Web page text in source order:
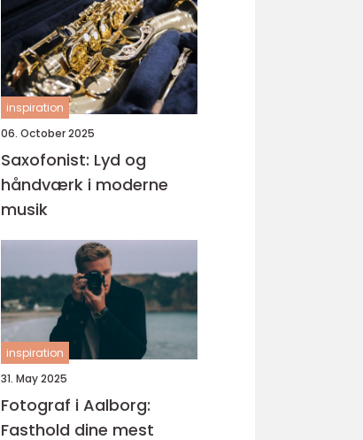
inspiration
06. October 2025
Saxofonist: Lyd og
håndværk i moderne
musik
inspiration
31. May 2025
Fotograf i Aalborg:
Fasthold dine mest